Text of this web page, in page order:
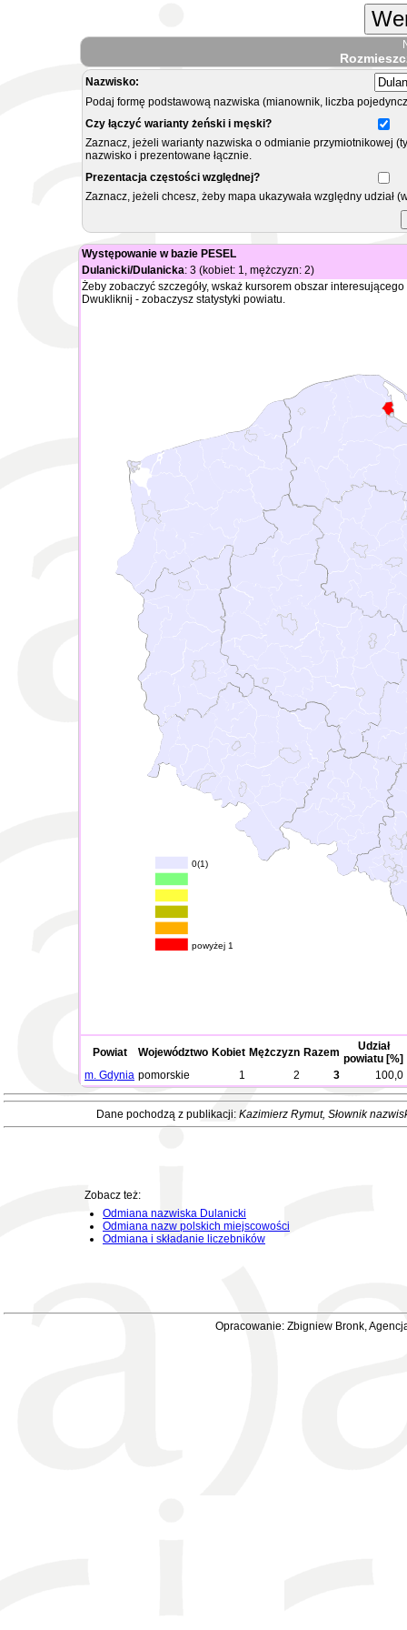
Nazwisko:
Podaj formę podstawową nazwiska (mianownik, liczba
Czy łączyć warianty żeński i męski?
Zaznacz, jeżeli warianty nazwiska o odmianie przymiotnikowej
nazwisko i prezentowane łącznie.
Prezentacja częstości względnej?
Zaznacz, jeżeli chcesz, żeby mapa ukazywała względny
Występowanie w bazie PESEL
Dulanicki/Dulanicka: 3 (kobiet: 1, mężczyzn: 2)
Żeby zobaczyć szczegóły, wskaż kursorem obszar
Dwukliknij - zobaczysz statystyki powiatu.
0(1)
powyżej 1
Powiat Województwo Kobiet Mężczyzn Razem
Udział
powiatu [%]
m. Gdynia pomorskie 1 2 3 100,0
Dane pochodzą z publikacji: Kazimierz Rymut, Słownik
Zobacz też:
Odmiana nazwiska Dulanicki
Odmiana nazw polskich miejscowości
Odmiana i składanie liczebników
Opracowanie: Zbigniew Bronk,